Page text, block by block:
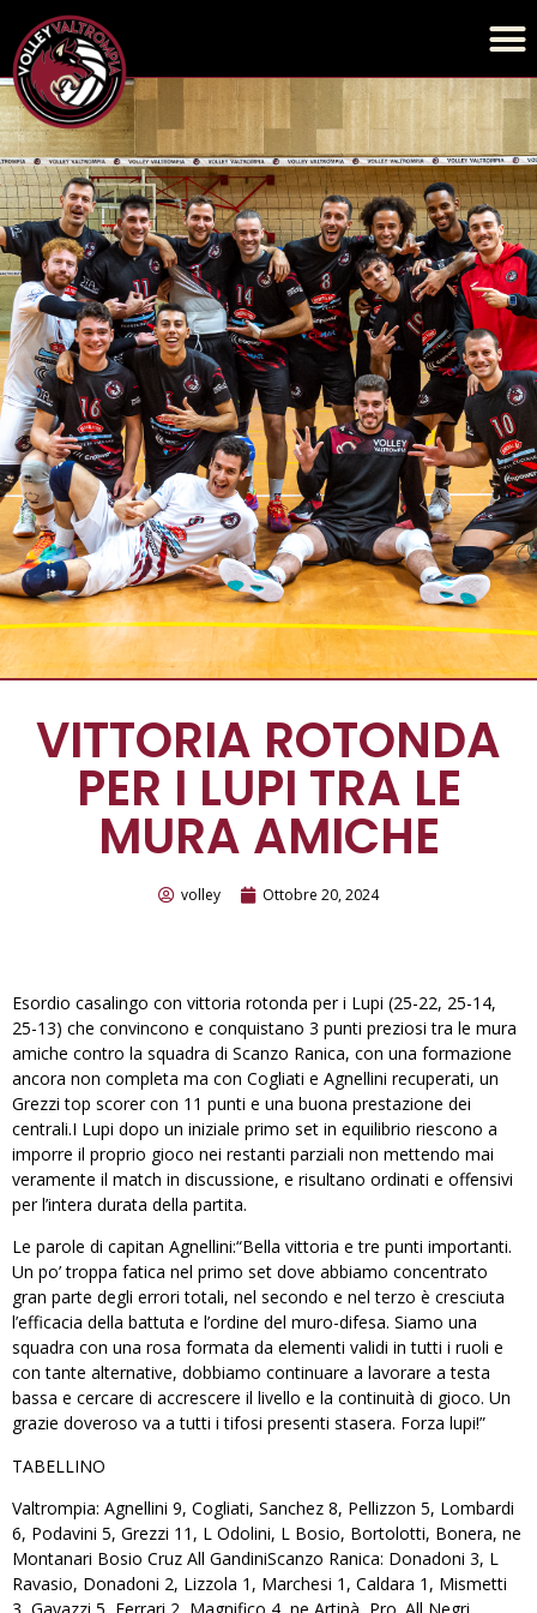
VITTORIA ROTONDA
PER I LUPI TRA LE
MURA AMICHE
volley Ottobre 20, 2024
Esordio casalingo con vittoria rotonda per i Lupi (25-22, 25-14,
25-13) che convincono e conquistano 3 punti preziosi tra le mura
amiche contro la squadra di Scanzo Ranica, con una formazione
ancora non completa ma con Cogliati e Agnellini recuperati, un
Grezzi top scorer con 11 punti e una buona prestazione dei
centrali.I Lupi dopo un iniziale primo set in equilibrio riescono a
imporre il proprio gioco nei restanti parziali non mettendo mai
veramente il match in discussione, e risultano ordinati e offensivi
per l’intera durata della partita.
Le parole di capitan Agnellini:“Bella vittoria e tre punti importanti.
Un po’ troppa fatica nel primo set dove abbiamo concentrato
gran parte degli errori totali, nel secondo e nel terzo è cresciuta
l’efficacia della battuta e l’ordine del muro-difesa. Siamo una
squadra con una rosa formata da elementi validi in tutti i ruoli e
con tante alternative, dobbiamo continuare a lavorare a testa
bassa e cercare di accrescere il livello e la continuità di gioco. Un
grazie doveroso va a tutti i tifosi presenti stasera. Forza lupi!”
TABELLINO
Valtrompia: Agnellini 9, Cogliati, Sanchez 8, Pellizzon 5, Lombardi
6, Podavini 5, Grezzi 11, L Odolini, L Bosio, Bortolotti, Bonera, ne
Montanari Bosio Cruz All GandiniScanzo Ranica: Donadoni 3, L
Ravasio, Donadoni 2, Lizzola 1, Marchesi 1, Caldara 1, Mismetti